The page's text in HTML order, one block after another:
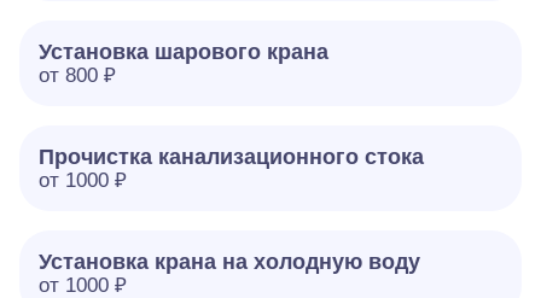
Установка шарового крана
от 800 ₽
Прочистка канализационного стока
от 1000 ₽
Установка крана на холодную воду
от 1000 ₽